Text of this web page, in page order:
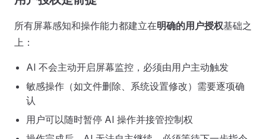
所有屏幕感知和操作能力都建立在明确的用户授权基础之
上：
AI 不会主动开启屏幕监控，必须由用户主动触发
敏感操作（如文件删除、系统设置修改）需要逐项确
认
用户可以随时暂停 AI 操作并接管控制权